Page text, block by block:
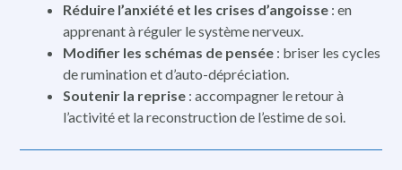
Réduire l’anxiété et les crises d’angoisse : en
apprenant à réguler le système nerveux.
Modifier les schémas de pensée : briser les cycles
de rumination et d’auto-dépréciation.
Soutenir la reprise : accompagner le retour à
l’activité et la reconstruction de l’estime de soi.